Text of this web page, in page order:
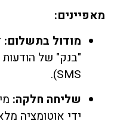
מאפיינים:
מודול בתשלום:
SMS).
שליחה חלקה:
ידי אוטומציה